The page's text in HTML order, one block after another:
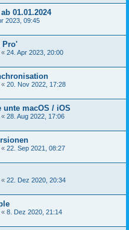
01.01.2024
2023, 09:45
Pro'
« 24. Apr 2023, 20:00
« 20. Nov 2022, 17:28
macOS / iOS
« 28. Aug 2022, 17:06
« 22. Sep 2021, 08:27
« 22. Dez 2020, 20:34
« 8. Dez 2020, 21:14